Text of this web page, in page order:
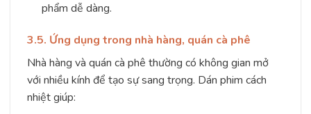
phẩm dễ dàng.
3.5. Ứng dụng trong nhà hàng, quán cà phê
Nhà hàng và quán cà phê thường có không gian mở
với nhiều kính để tạo sự sang trọng. Dán phim cách
nhiệt giúp: